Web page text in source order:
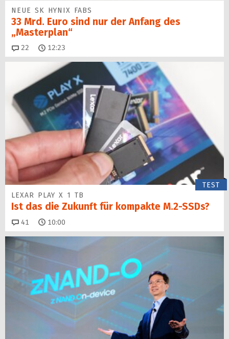
NEUE SK HYNIX FABS
33 Mrd. Euro sind nur der Anfang des
„Masterplan“
22 Kommentare
12:23
TEST
LEXAR PLAY X 1 TB
Ist das die Zukunft für kompakte M.2-SSDs?
41 Kommentare
10:00